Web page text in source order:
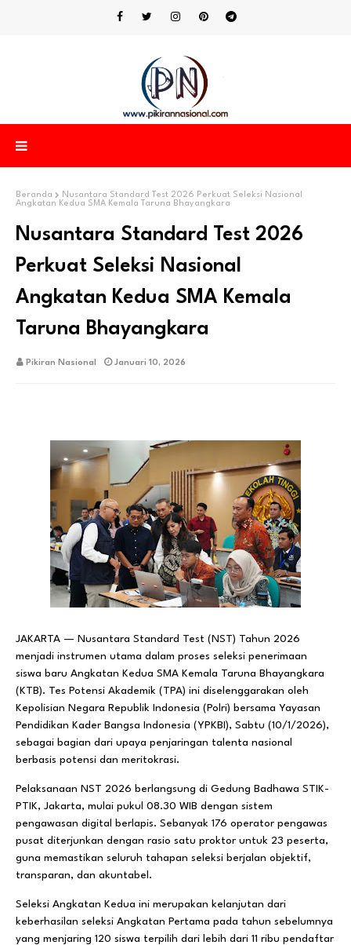
Beranda
Nusantara Standard Test 2026 Perkuat Seleksi Nasional
Angkatan Kedua SMA Kemala Taruna Bhayangkara
Nusantara Standard Test 2026
Perkuat Seleksi Nasional
Angkatan Kedua SMA Kemala
Taruna Bhayangkara
Pikiran Nasional Januari 10, 2026
JAKARTA — Nusantara Standard Test (NST) Tahun 2026
menjadi instrumen utama dalam proses seleksi penerimaan
siswa baru Angkatan Kedua SMA Kemala Taruna Bhayangkara
(KTB). Tes Potensi Akademik (TPA) ini diselenggarakan oleh
Kepolisian Negara Republik Indonesia (Polri) bersama Yayasan
Pendidikan Kader Bangsa Indonesia (YPKBI), Sabtu (10/1/2026),
sebagai bagian dari upaya penjaringan talenta nasional
berbasis potensi dan meritokrasi.
Pelaksanaan NST 2026 berlangsung di Gedung Badhawa STIK-
PTIK, Jakarta, mulai pukul 08.30 WIB dengan sistem
pengawasan digital berlapis. Sebanyak 176 operator pengawas
pusat diterjunkan dengan rasio satu proktor untuk 23 peserta,
guna memastikan seluruh tahapan seleksi berjalan objektif,
transparan, dan akuntabel.
Seleksi Angkatan Kedua ini merupakan kelanjutan dari
keberhasilan seleksi Angkatan Pertama pada tahun sebelumnya
yang menjaring 120 siswa terpilih dari lebih dari 11 ribu pendaftar